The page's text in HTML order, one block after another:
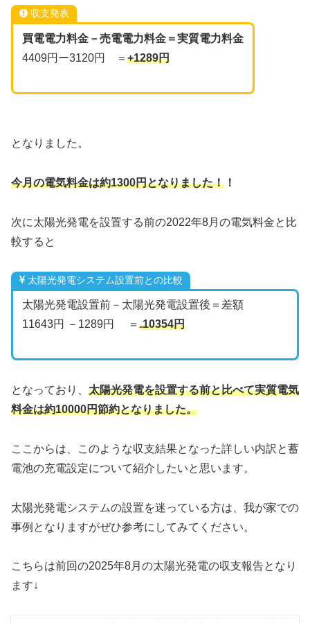
収支発表
買電電力料金－売電電力料金＝実質電力料金
4409円ー3120円 ＝ +1289円
となりました。
今月の電気料金は約1300円となりました！ ！
次に太陽光発電を設置する前の2022年8月の電気料金と比
較すると
太陽光発電システム設置前との比較
太陽光発電設置前－太陽光発電設置後＝差額
11643円 －1289円 ＝ ₋10354円
となっており、 太陽光発電を設置する前と比べて実質電気
料金は約10000円節約となりました。
ここからは、このような収支結果となった詳しい内訳と蓄
電池の充電設定について紹介したいと思います。
太陽光発電システムの設置を迷っている方は、我が家での
事例となりますがぜひ参考にしてみてください。
こちらは前回の2025年8月の太陽光発電の収支報告となり
ます↓